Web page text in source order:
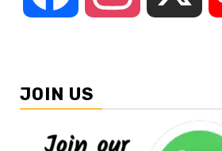
JOIN US